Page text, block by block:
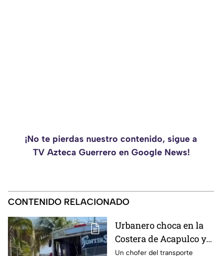
¡No te pierdas nuestro contenido, sigue a
TV Azteca Guerrero en Google News!
CONTENIDO RELACIONADO
Urbanero choca en la
Costera de Acapulco y
ocasiona severos
Un chofer del transporte